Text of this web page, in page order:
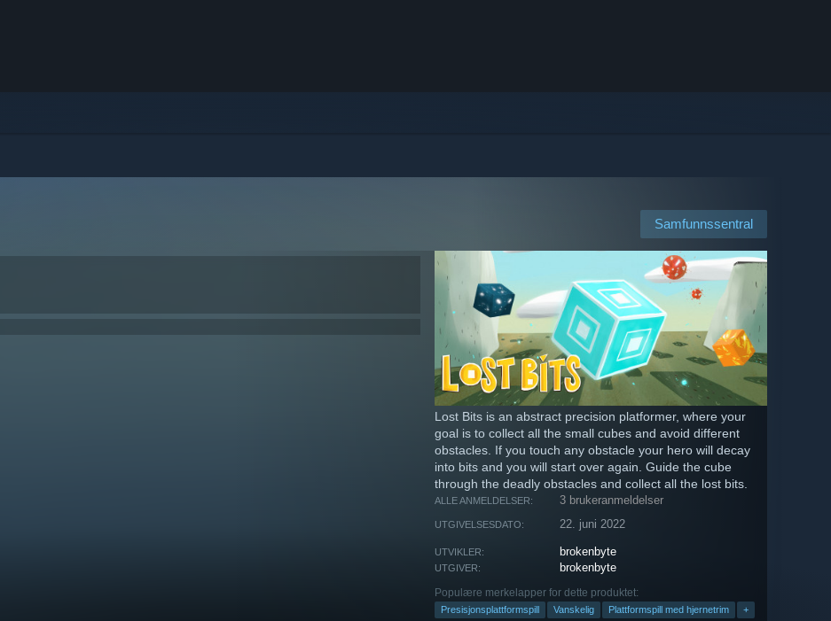
Samfunnssentral
Lost Bits is an abstract precision platformer, where your
goal is to collect all the small cubes and avoid different
obstacles. If you touch any obstacle your hero will decay
into bits and you will start over again. Guide the cube
through the deadly obstacles and collect all the lost bits.
ALLE ANMELDELSER: 3 brukeranmeldelser
UTGIVELSESDATO: 22. juni 2022
UTVIKLER: brokenbyte
UTGIVER: brokenbyte
Populære merkelapper for dette produktet:
Presisjonsplattformspill Vanskelig Plattformspill med hjernetrim +